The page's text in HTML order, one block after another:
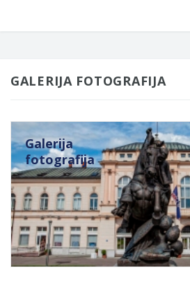
GALERIJA FOTOGRAFIJA
Galerija
fotografija